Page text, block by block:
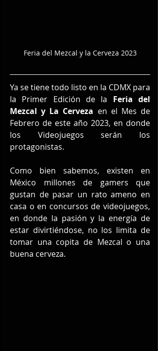
Feria del Mezcal y la Cerveza 2023
Ya se tiene todo listo en la CDMX para
la Primer Edición de la Feria del
Mezcal y La Cerveza en el Mes de
Febrero de este año 2023, en donde
los Videojuegos serán los
protagonistas.
Como bien sabemos, existen en
México millones de gamers que
gustan de pasar un rato ameno en
casa o en concursos de videojuegos,
en donde la pasión y la energía de
estar divirtiéndose, no los limita de
tomar una copita de Mezcal o una
buena cerveza.